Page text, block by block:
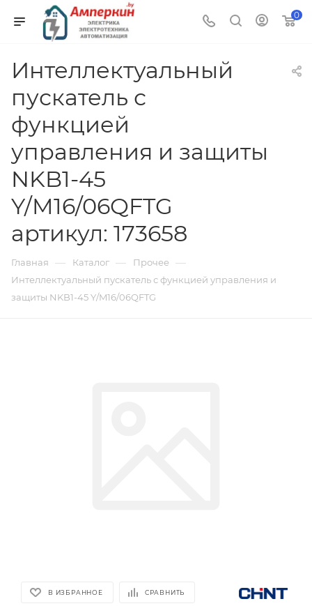
0
Интеллектуальный
пускатель с
функцией
управления и защиты
NKB1-45
Y/M16/06QFTG
артикул: 173658
Главная — Каталог — Прочее —
Интеллектуальный пускатель с функцией управления и
защиты NKB1-45 Y/M16/06QFTG
В ИЗБРАННОЕ СРАВНИТЬ